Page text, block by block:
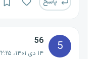
5
56
۱۴ دی ۱۴۰۱، ۲۲:۲۵